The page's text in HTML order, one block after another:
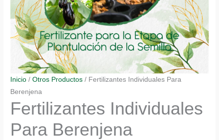
Inicio /Otros Productos / Fertilizantes Individuales Para
Berenjena
Fertilizantes Individuales
Para Berenjena